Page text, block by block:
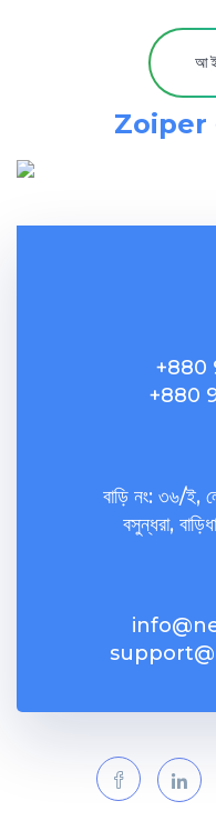
Zoiper
+880
+880
বাড়ি নং: ৩৬/ই,
বসুন্ধরা,